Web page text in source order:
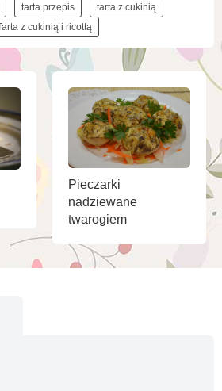
tarta przepis
tarta z cukinią
z cukinią i ricottą
Pieczarki
nadziewane
twarogiem